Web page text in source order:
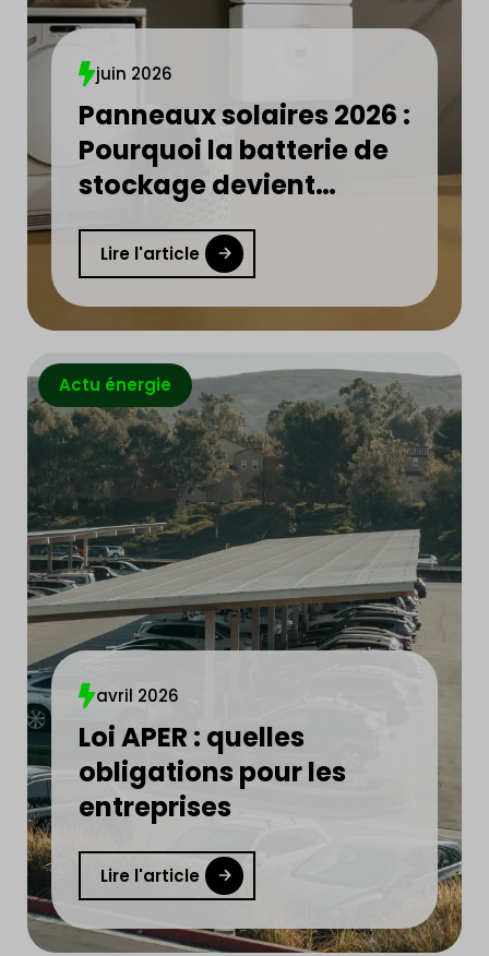
juin 2026
Panneaux solaires 2026 :
Pourquoi la batterie de
stockage devient
indispensable ?
Lire l'article
Actu énergie
avril 2026
Loi APER : quelles
obligations pour les
entreprises
Lire l'article